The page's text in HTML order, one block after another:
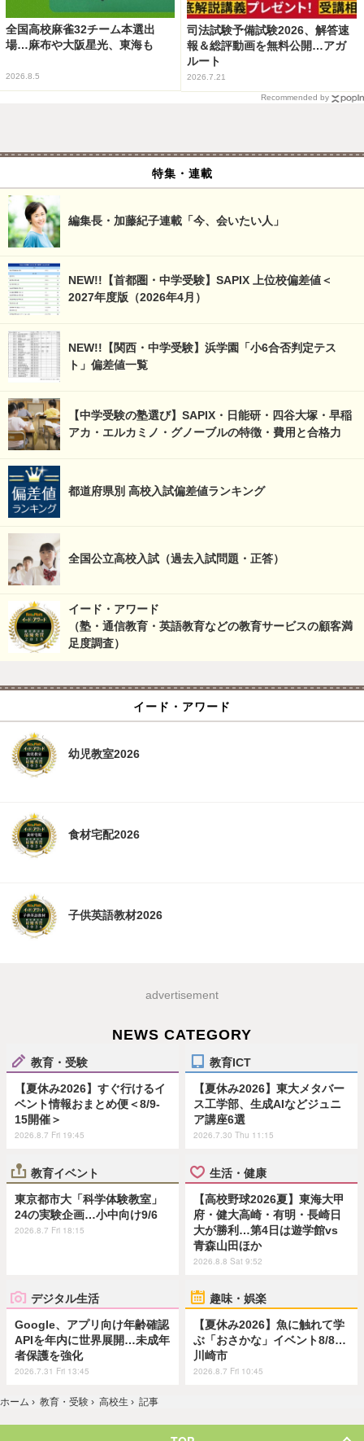
全国高校麻雀32チーム本選出
場…麻布や大阪星光、東海も
2026.8.5
司法試験予備試験2026、解答速
報＆総評動画を無料公開…アガ
ルート
2026.7.21
Recommended by
特集・連載
編集長・加藤紀子連載「今、会いたい人」
NEW!!【首都圏・中学受験】SAPIX 上位校偏差値＜
2027年度版（2026年4月）
NEW!!【関西・中学受験】浜学園「小6合否判定テス
ト」偏差値一覧
【中学受験の塾選び】SAPIX・日能研・四谷大塚・早稲
アカ・エルカミノ・グノーブルの特徴・費用と合格力
都道府県別 高校入試偏差値ランキング
全国公立高校入試（過去入試問題・正答）
イード・アワード
（塾・通信教育・英語教育などの教育サービスの顧客満
足度調査）
イード・アワード
幼児教室2026
食材宅配2026
子供英語教材2026
advertisement
NEWS CATEGORY
教育・受験
【夏休み2026】すぐ行けるイ
ベント情報おまとめ便＜8/9-
15開催＞
2026.8.7 Fri 19:45
教育ICT
【夏休み2026】東大メタバー
ス工学部、生成AIなどジュニ
ア講座6選
2026.7.30 Thu 11:15
教育イベント
東京都市大「科学体験教室」
24の実験企画…小中向け9/6
2026.8.7 Fri 18:15
生活・健康
【高校野球2026夏】東海大甲
府・健大高崎・有明・長崎日
大が勝利…第4日は遊学館vs
青森山田ほか
2026.8.8 Sat 9:52
デジタル生活
Google、アプリ向け年齢確認
APIを年内に世界展開…未成年
者保護を強化
2026.7.31 Fri 13:45
趣味・娯楽
【夏休み2026】魚に触れて学
ぶ「おさかな」イベント8/8…
川崎市
2026.8.7 Fri 10:45
ホーム › 教育・受験 › 高校生 › 記事